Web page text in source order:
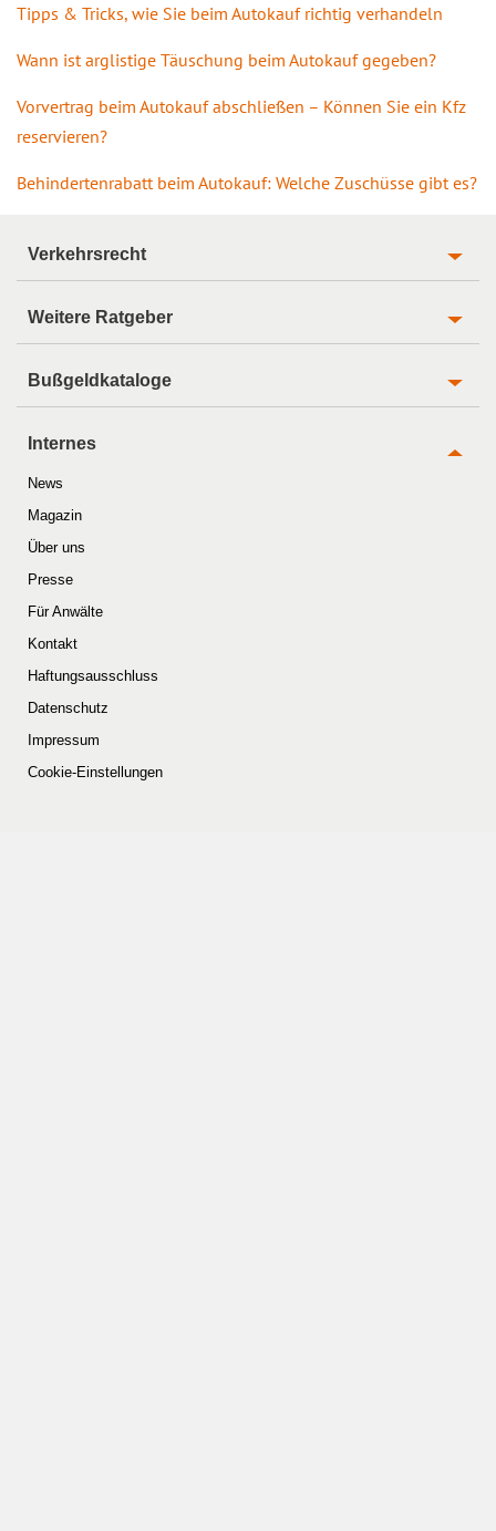
Tipps & Tricks, wie Sie beim Autokauf richtig verhandeln
Wann ist arglistige Täuschung beim Autokauf gegeben?
Vorvertrag beim Autokauf abschließen – Können Sie ein Kfz
reservieren?
Behindertenrabatt beim Autokauf: Welche Zuschüsse gibt es?
Verkehrsrecht
Weitere Ratgeber
Bußgeldkataloge
Internes
News
Magazin
Über uns
Presse
Für Anwälte
Kontakt
Haftungsausschluss
Datenschutz
Impressum
Cookie-Einstellungen